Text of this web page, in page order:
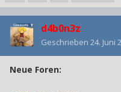
d4b0n3z
Geschrieben 24. Juni
Neue Foren: